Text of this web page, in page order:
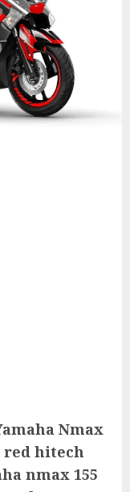
Nmax
red hitech
nmax 155